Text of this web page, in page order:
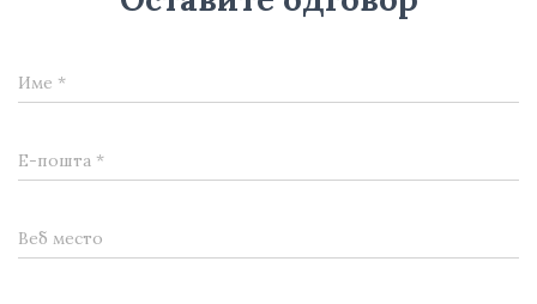
Име *
Е-пошта *
Веб место